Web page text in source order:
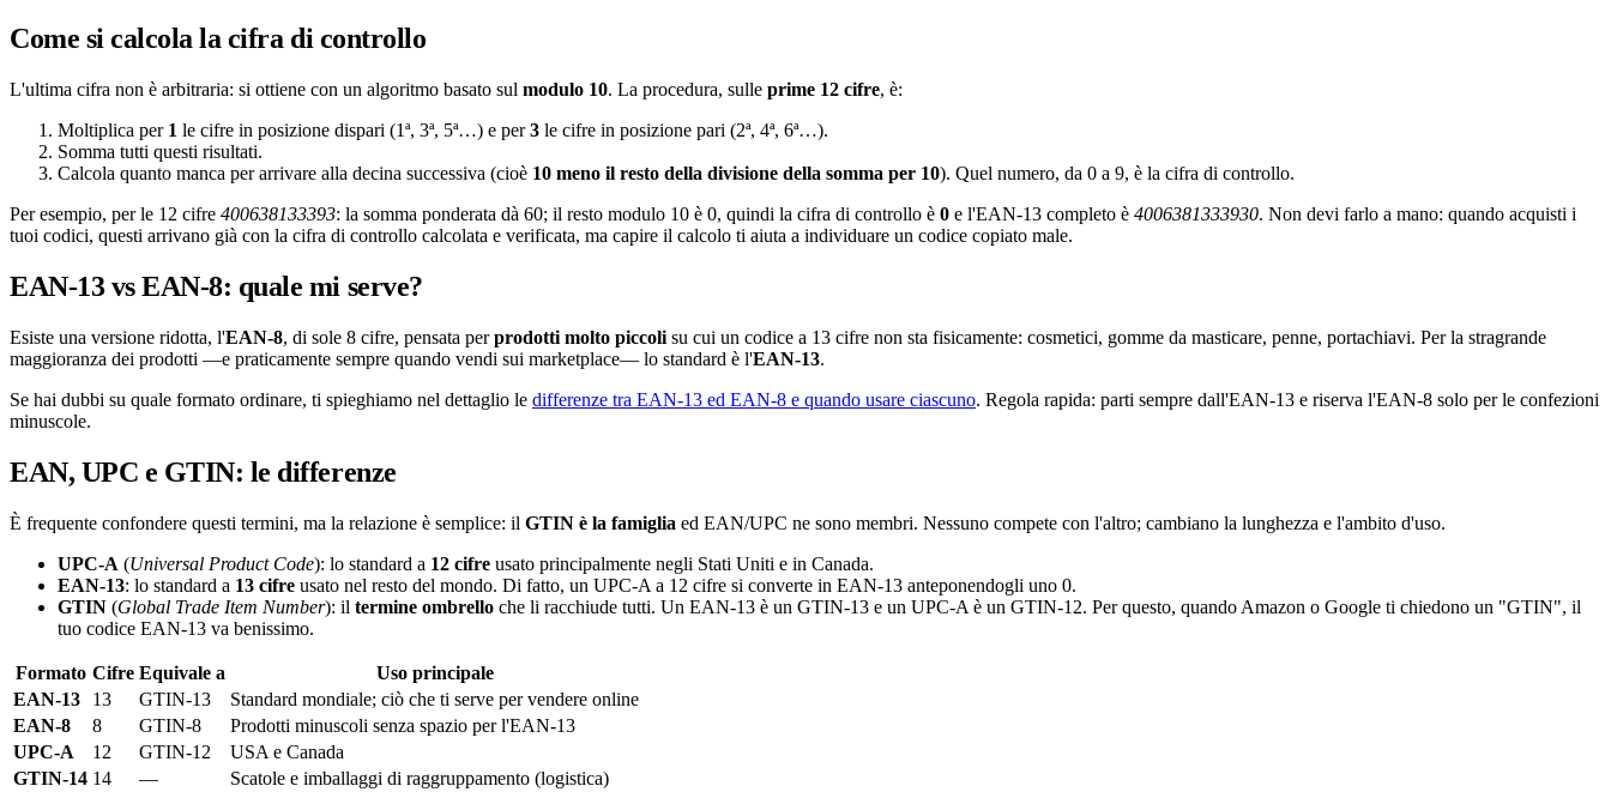
Come si calcola la cifra di controllo
L'ultima cifra non è arbitraria: si ottiene con un algoritmo basato sul modulo 10. La procedura, sulle prime 12 cifre, è:
Moltiplica per 1 le cifre in posizione dispari (1ª, 3ª, 5ª…) e per3 le cifre in posizione pari (2ª, 4ª, 6ª…).
Somma tutti questi risultati.
Calcola quanto manca per arrivare alla decina successiva (cioè 10 meno il resto della divisione della somma per 10). Quel numero, da 0 a 9, è la cifra di controllo.
Per esempio, per le 12 cifre 400638133393: la somma ponderata dà 60; il resto modulo 10 è 0, quindi la cifra di controllo è 0 e l'EAN-13 completo è 4006381333930. Non devi farlo a mano: quando acquisti i
tuoi codici, questi arrivano già con la cifra di controllo calcolata e verificata, ma capire il calcolo ti aiuta a individuare un codice copiato male.
EAN-13 vs EAN-8: quale mi serve?
Esiste una versione ridotta, l'EAN-8, di sole 8 cifre, pensata perprodotti molto piccoli su cui un codice a 13 cifre non sta fisicamente: cosmetici, gomme da masticare, penne, portachiavi. Per la stragrande
maggioranza dei prodotti —e praticamente sempre quando vendi sui marketplace— lo standard è l'EAN-13.
Se hai dubbi su quale formato ordinare, ti spieghiamo nel dettaglio le differenze tra EAN-13 ed EAN-8 e quando usare ciascuno. Regola rapida: parti sempre dall'EAN-13 e riserva l'EAN-8 solo per le confezioni
minuscole.
EAN, UPC e GTIN: le differenze
È frequente confondere questi termini, ma la relazione è semplice: il GTIN è la famiglia ed EAN/UPC ne sono membri. Nessuno compete con l'altro; cambiano la lunghezza e l'ambito d'uso.
UPC-A (Universal Product Code): lo standard a 12 cifre usato principalmente negli Stati Uniti e in Canada.
EAN-13: lo standard a 13 cifre usato nel resto del mondo. Di fatto, un UPC-A a 12 cifre si converte in EAN-13 anteponendogli uno 0.
GTIN (Global Trade Item Number): il termine ombrello che li racchiude tutti. Un EAN-13 è un GTIN-13 e un UPC-A è un GTIN-12. Per questo, quando Amazon o Google ti chiedono un "GTIN", il
tuo codice EAN-13 va benissimo.
Formato Cifre Equivale a
Uso principale
EAN-13
13 GTIN-13
Standard mondiale; ciò che ti serve per vendere online
EAN-8
8 GTIN-8
Prodotti minuscoli senza spazio per l'EAN-13
UPC-A
12 GTIN-12
USA e Canada
GTIN-14 14 — Scatole e imballaggi di raggruppamento (logistica)